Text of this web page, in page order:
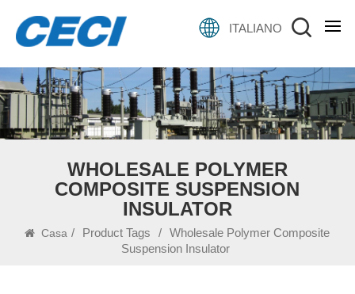
ITALIANO
WHOLESALE POLYMER
COMPOSITE SUSPENSION
INSULATOR
Casa / Product Tags /
Wholesale Polymer Composite
Suspension Insulator